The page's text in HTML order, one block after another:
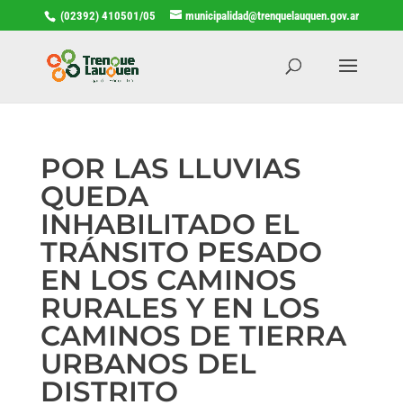
(02392) 410501/05 municipalidad@trenquelauquen.gov.ar
POR LAS LLUVIAS
QUEDA
INHABILITADO EL
TRÁNSITO PESADO
EN LOS CAMINOS
RURALES Y EN LOS
CAMINOS DE TIERRA
URBANOS DEL
DISTRITO